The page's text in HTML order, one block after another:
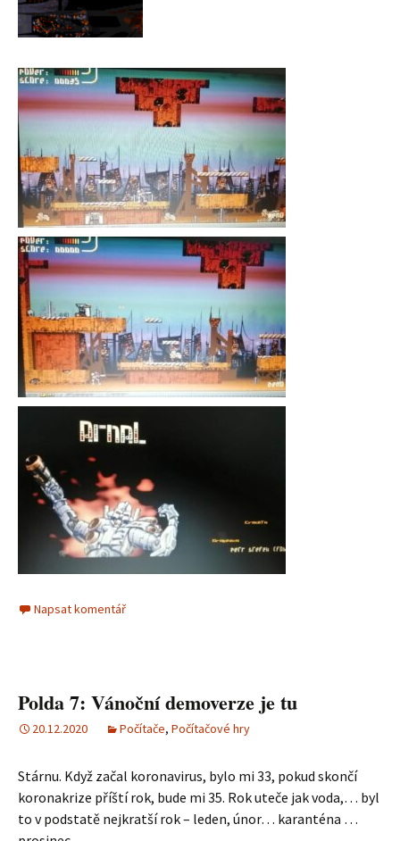
Napsat komentář
Polda 7: Vánoční demoverze je tu
20.12.2020 Počítače, Počítačové hry
Stárnu. Když začal koronavirus, bylo mi 33, pokud skončí
koronakrize příští rok, bude mi 35. Rok uteče jak voda,… byl
to v podstatě nejkratší rok – leden, únor… karanténa …